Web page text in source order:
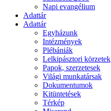
Napi evangélium
Adattár
Adattár
Egyházunk
Intézmények
Plébániák
Lelkipásztori körzetek
Papok, szerzetesek
Világi munkatársak
Dokumentumok
Kitüntetések
Térkép